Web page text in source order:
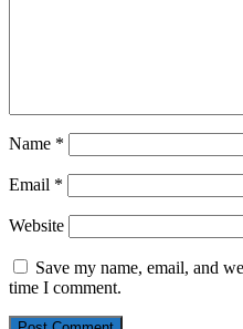
Name *
Email *
Website
Save my name, email, and
time I comment.